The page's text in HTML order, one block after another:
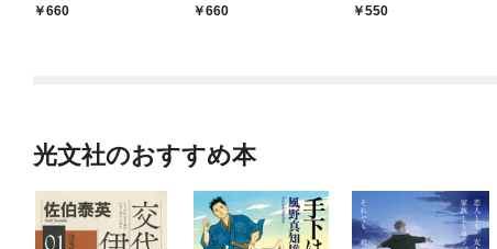
660 660
550
光文社のおすすめ本